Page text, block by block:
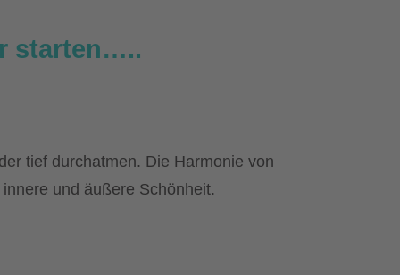
starten…..
tief durchatmen. Die Harmonie von
und äußere Schönheit.